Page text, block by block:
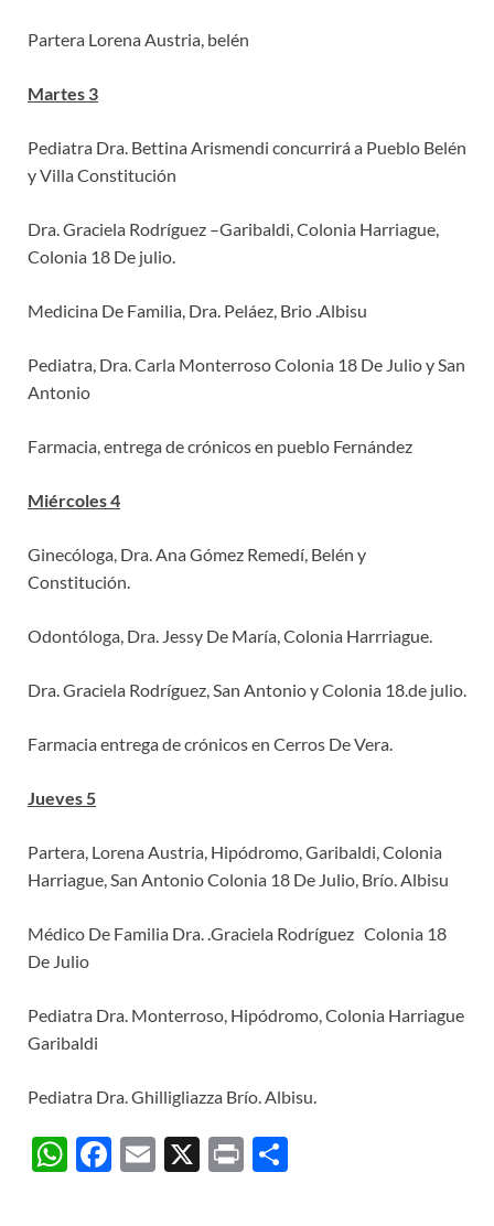
Partera Lorena Austria, belén
Martes 3
Pediatra Dra. Bettina Arismendi concurrirá a Pueblo Belén
y Villa Constitución
Dra. Graciela Rodríguez –Garibaldi, Colonia Harriague,
Colonia 18 De julio.
Medicina De Familia, Dra. Peláez, Brio .Albisu
Pediatra, Dra. Carla Monterroso Colonia 18 De Julio y San
Antonio
Farmacia, entrega de crónicos en pueblo Fernández
Miércoles 4
Ginecóloga, Dra. Ana Gómez Remedí, Belén y
Constitución.
Odontóloga, Dra. Jessy De María, Colonia Harrriague.
Dra. Graciela Rodríguez, San Antonio y Colonia 18.de julio.
Farmacia entrega de crónicos en Cerros De Vera.
Jueves 5
Partera, Lorena Austria, Hipódromo, Garibaldi, Colonia
Harriague, San Antonio Colonia 18 De Julio, Brío. Albisu
Médico De Familia Dra. .Graciela Rodríguez Colonia 18
De Julio
Pediatra Dra. Monterroso, Hipódromo, Colonia Harriague
Garibaldi
Pediatra Dra. Ghilligliazza Brío. Albisu.
W F
E
X
P